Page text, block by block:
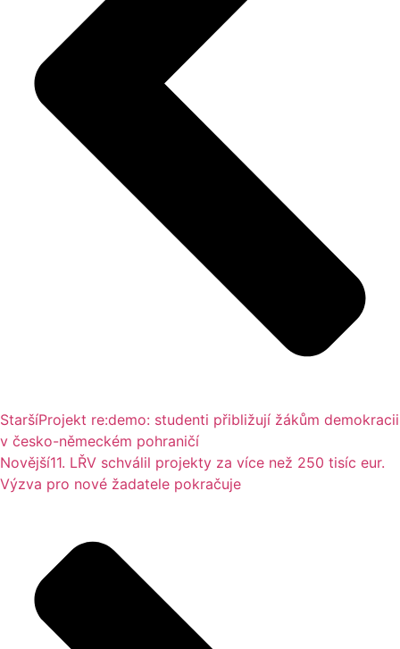
StaršíProjekt re:demo: studenti přibližují žákům demokracii
v česko-německém pohraničí
Novější11. LŘV schválil projekty za více než 250 tisíc eur.
Výzva pro nové žadatele pokračuje